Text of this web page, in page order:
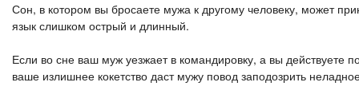
Сон, в котором вы бросаете мужа к другому человеку, может
язык слишком острый и длинный.
Если во сне ваш муж уезжает в командировку, а вы действуете
ваше излишнее кокетство даст мужу повод заподозрить